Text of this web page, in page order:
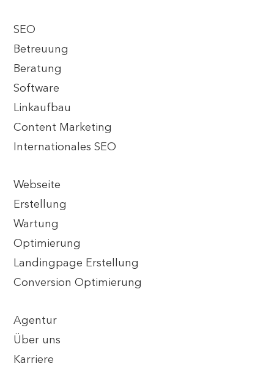
SEO
Betreuung
Beratung
Software
Linkaufbau
Content Marketing
Internationales SEO
Webseite
Erstellung
Wartung
Optimierung
Landingpage Erstellung
Conversion Optimierung
Agentur
Über uns
Karriere